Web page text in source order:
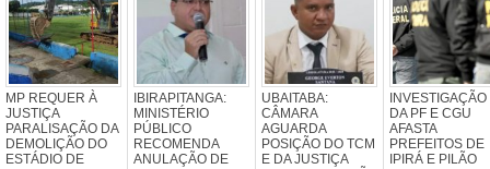
MP REQUER À
JUSTIÇA
PARALISAÇÃO DA
DEMOLIÇÃO DO
ESTÁDIO DE
IBIRAPITANGA:
MINISTÉRIO
PÚBLICO
RECOMENDA
ANULAÇÃO DE
UBAITABA:
CÂMARA
AGUARDA
POSIÇÃO DO TCM
E DA JUSTIÇA
INVESTIGAÇÃO
DA PF E CGU
AFASTA
PREFEITOS DE
IPIRÁ E PILÃO